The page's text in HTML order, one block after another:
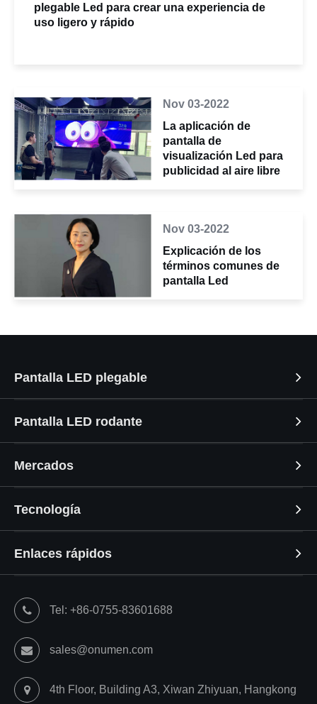
plegable Led para crear una experiencia de
uso ligero y rápido
Nov 03-2022
La aplicación de
pantalla de
visualización Led para
publicidad al aire libre
Nov 03-2022
Explicación de los
términos comunes de
pantalla Led
Pantalla LED plegable
Pantalla LED rodante
Mercados
Tecnología
Enlaces rápidos
Tel: +86-0755-83601688
sales@onumen.com
4th Floor, Building A3, Xiwan Zhiyuan, Hangkong